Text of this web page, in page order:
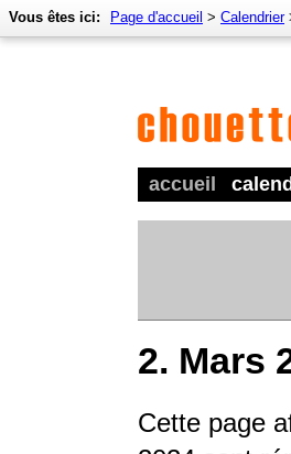
accueil
Vous êtes ici: Page d'accueil > Calendrier
2. Mars
Cette page